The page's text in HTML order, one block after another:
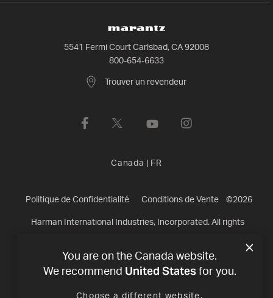
5541 Fermi Court Carlsbad, CA 92008
800-654-6633
Trouver un revendeur
Canada FR
Politique de Confidentialité Conditions de Vente ©2026
Harman International Industries, Incorporated. All rights
You are on the Canada website.
We recommend United Statesfor you.
Choose a different website.